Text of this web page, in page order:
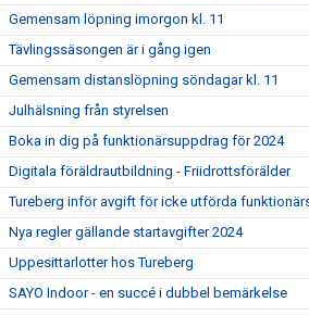
Gemensam löpning imorgon kl. 11
Tävlingssäsongen är i gång igen
Gemensam distanslöpning söndagar kl. 11
Julhälsning från styrelsen
Boka in dig på funktionärsuppdrag för 2024
Digitala föräldrautbildning - Friidrottsförälder
Tureberg inför avgift för icke utförda
Nya regler gällande startavgifter 2024
Uppesittarlotter hos Tureberg
SAYO Indoor - en succé i dubbel bemärkelse